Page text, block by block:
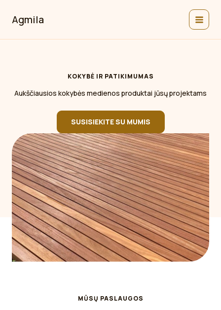
turinio
Agmila
KOKYBĖ IR PATIKIMUMAS
Aukščiausios kokybės medienos produktai jūsų projektams
SUSISIEKITE SU MUMIS
MŪSŲ PASLAUGOS